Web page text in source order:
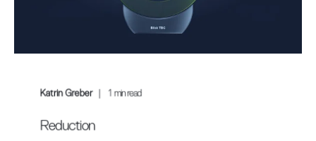
Katrin Greber 1 min read
Reduction